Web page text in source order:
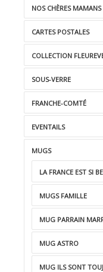
NOS CHÈRES MAMANS
CARTES POSTALES
COLLECTION
SOUS-VERRE
FRANCHE-COMTÉ
EVENTAILS
MUGS
LA FRANCE EST SI
MUGS FAMILLE
MUG PARRAIN
MUG ASTRO
MUG ILS SONT